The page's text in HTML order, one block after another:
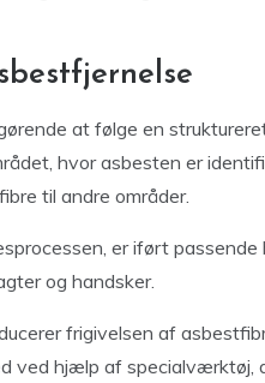
at følge en
hvor asbesten er
til andre områder.
er iført
og handsker.
frigivelsen af
ved hjælp af specialværktøj,